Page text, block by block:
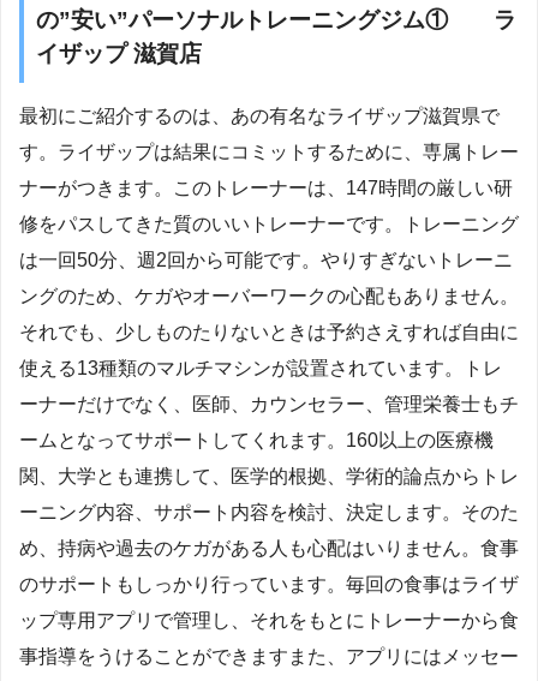
の”安い”パーソナルトレーニングジム① ラ
イザップ 滋賀店
最初にご紹介するのは、あの有名なライザップ滋賀県で
す。ライザップは結果にコミットするために、専属トレー
ナーがつきます。このトレーナーは、147時間の厳しい研
修をパスしてきた質のいいトレーナーです。トレーニング
は一回50分、週2回から可能です。やりすぎないトレーニ
ングのため、ケガやオーバーワークの心配もありません。
それでも、少しものたりないときは予約さえすれば自由に
使える13種類のマルチマシンが設置されています。トレ
ーナーだけでなく、医師、カウンセラー、管理栄養士もチ
ームとなってサポートしてくれます。160以上の医療機
関、大学とも連携して、医学的根拠、学術的論点からトレ
ーニング内容、サポート内容を検討、決定します。そのた
め、持病や過去のケガがある人も心配はいりません。食事
のサポートもしっかり行っています。毎回の食事はライザ
ップ専用アプリで管理し、それをもとにトレーナーから食
事指導をうけることができますまた、アプリにはメッセー